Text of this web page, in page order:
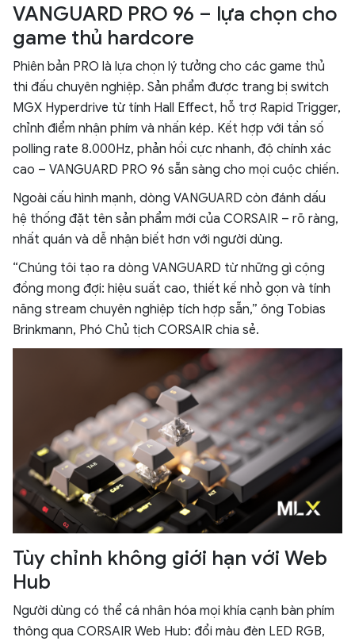
VANGUARD PRO 96 – lựa chọn cho
game thủ hardcore
Phiên bản PRO là lựa chọn lý tưởng cho các game thủ
thi đấu chuyên nghiệp. Sản phẩm được trang bị switch
MGX Hyperdrive từ tính Hall Effect, hỗ trợ Rapid Trigger,
chỉnh điểm nhận phím và nhấn kép. Kết hợp với tần số
polling rate 8.000Hz, phản hồi cực nhanh, độ chính xác
cao – VANGUARD PRO 96 sẵn sàng cho mọi cuộc chiến.
Ngoài cấu hình mạnh, dòng VANGUARD còn đánh dấu
hệ thống đặt tên sản phẩm mới của CORSAIR – rõ ràng,
nhất quán và dễ nhận biết hơn với người dùng.
“Chúng tôi tạo ra dòng VANGUARD từ những gì cộng
đồng mong đợi: hiệu suất cao, thiết kế nhỏ gọn và tính
năng stream chuyên nghiệp tích hợp sẵn,” ông Tobias
Brinkmann, Phó Chủ tịch CORSAIR chia sẻ.
Tùy chỉnh không giới hạn với Web
Hub
Người dùng có thể cá nhân hóa mọi khía cạnh bàn phím
thông qua CORSAIR Web Hub: đổi màu đèn LED RGB,